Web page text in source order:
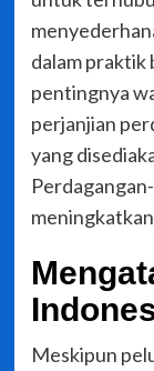
dalam praktik
pentingnya
perjanjian
yang
Meskipun